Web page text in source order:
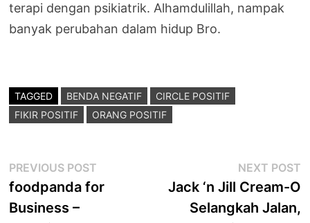
terapi dengan psikiatrik. Alhamdulillah, nampak
banyak perubahan dalam hidup Bro.
TAGGED BENDA NEGATIF
CIRCLE POSITIF
FIKIR POSITIF
ORANG POSITIF
Post
navigation
PREVIOUS POST
post:
foodpanda for
Business –
NEXT POST
Jack ‘n Jill Cream-O
Selangkah Jalan,